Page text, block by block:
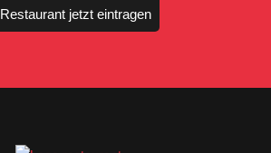
Restaurant jetzt eintragen